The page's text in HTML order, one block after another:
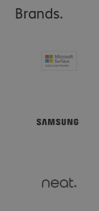
Brands.